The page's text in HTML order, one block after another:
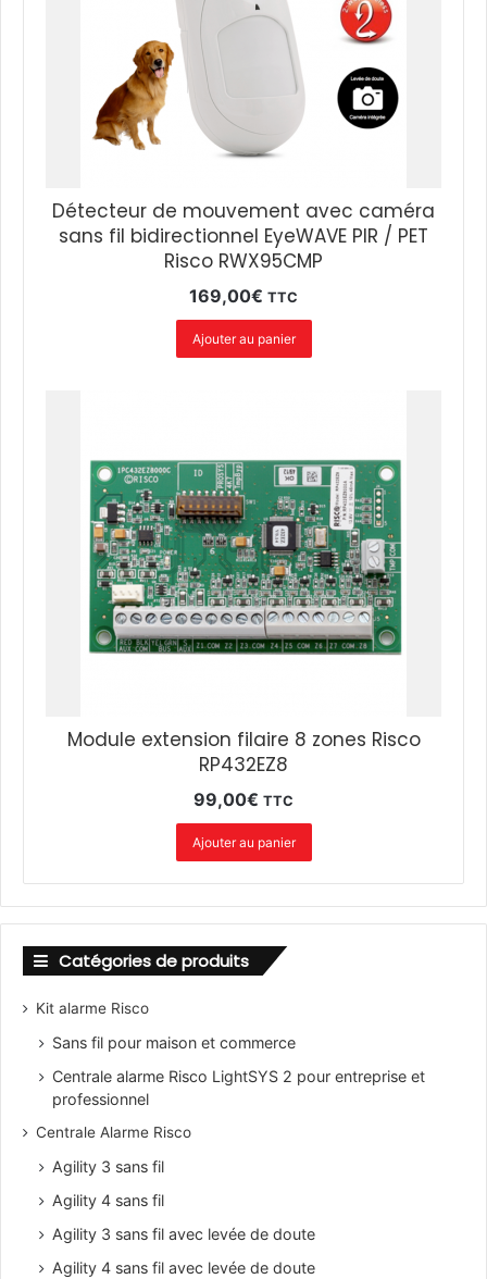
Détecteur de mouvement avec caméra
sans fil bidirectionnel EyeWAVE PIR / PET
Risco RWX95CMP
169,00€ TTC
Ajouter au panier
Module extension filaire 8 zones Risco
RP432EZ8
99,00€ TTC
Ajouter au panier
Catégories de produits
Kit alarme Risco
Sans fil pour maison et commerce
Centrale alarme Risco LightSYS 2 pour entreprise et
professionnel
Centrale Alarme Risco
Agility 3 sans fil
Agility 4 sans fil
Agility 3 sans fil avec levée de doute
Agility 4 sans fil avec levée de doute